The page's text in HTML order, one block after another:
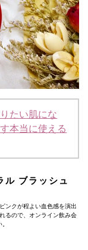
たい肌にな
本当に使える
ル ブラッシュ
ンクが程よい血色感を演出
るので、オンライン飲み会